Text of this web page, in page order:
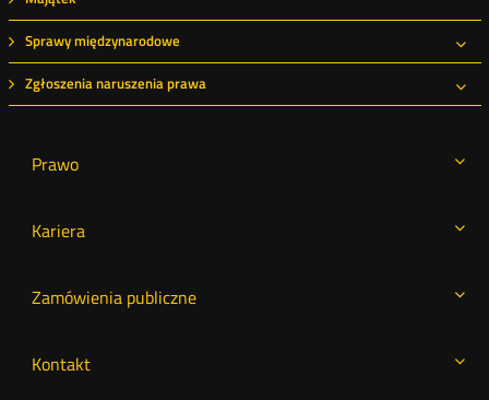
Sprawy międzynarodowe
Zgłoszenia naruszenia prawa
Prawo
Kariera
Zamówienia publiczne
Kontakt